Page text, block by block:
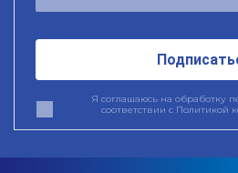
Я соглашаюсь на обработку
соответствии с Политикой